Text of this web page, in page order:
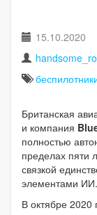
15.10.2020
Британская
и компания
полностью
пределах пяти
связкой
элементами ИИ.
В октябре 2020